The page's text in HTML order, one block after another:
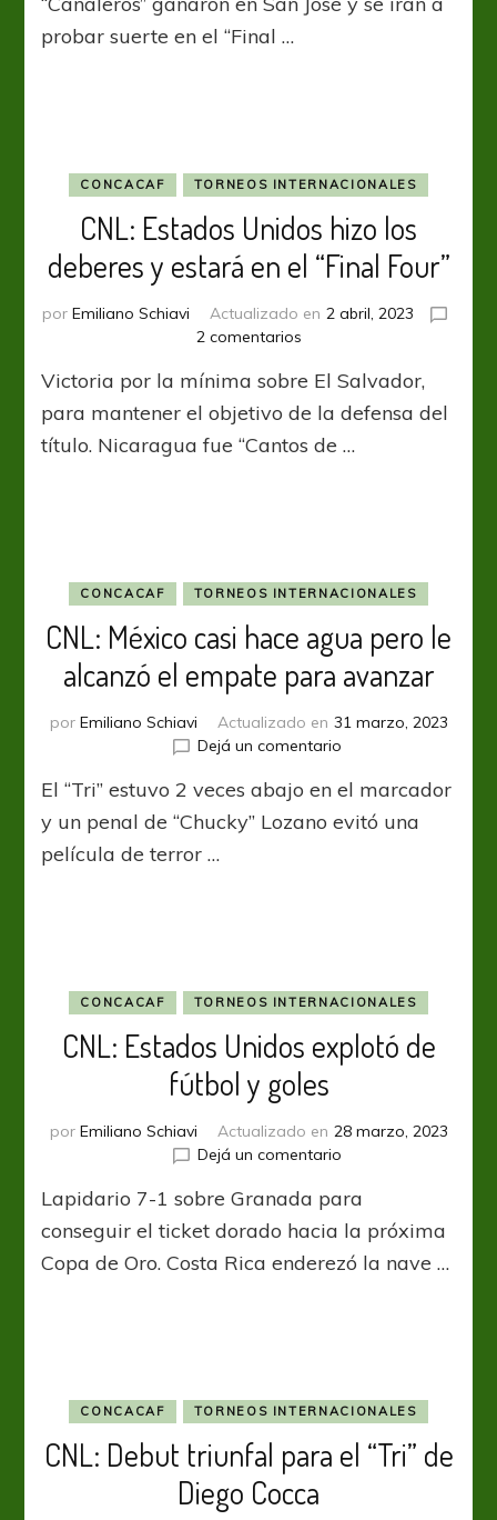
Costa
probar suerte en el “Final …
CONCACAF TORNEOS INTERNACIONALES
CNL: Estados Unidos hizo los
deberes y estará en el “Final Four”
por Emiliano Schiavi Actualizado en 2 abril, 2023
2 comentariosen
Estados
Unidos
los
“Final
Victoria por la mínima sobre El Salvador,
para mantener el objetivo de la defensa del
título. Nicaragua fue “Cantos de …
CONCACAF TORNEOS INTERNACIONALES
CNL: México casi hace agua pero le
alcanzó el empate para avanzar
por Emiliano Schiavi Actualizado en 31 marzo, 2023
Dejá un comentarioen
México
casi
para
El “Tri” estuvo 2 veces abajo en el marcador
y un penal de “Chucky” Lozano evitó una
película de terror …
CONCACAF TORNEOS INTERNACIONALES
CNL: Estados Unidos explotó de
fútbol y goles
por Emiliano Schiavi Actualizado en 28 marzo, 2023
Dejá un comentarioen
Estados
Unidos
explotó
de
Lapidario 7-1 sobre Granada para
conseguir el ticket dorado hacia la próxima
Copa de Oro. Costa Rica enderezó la nave …
CONCACAF TORNEOS INTERNACIONALES
CNL: Debut triunfal para el “Tri” de
Diego Cocca